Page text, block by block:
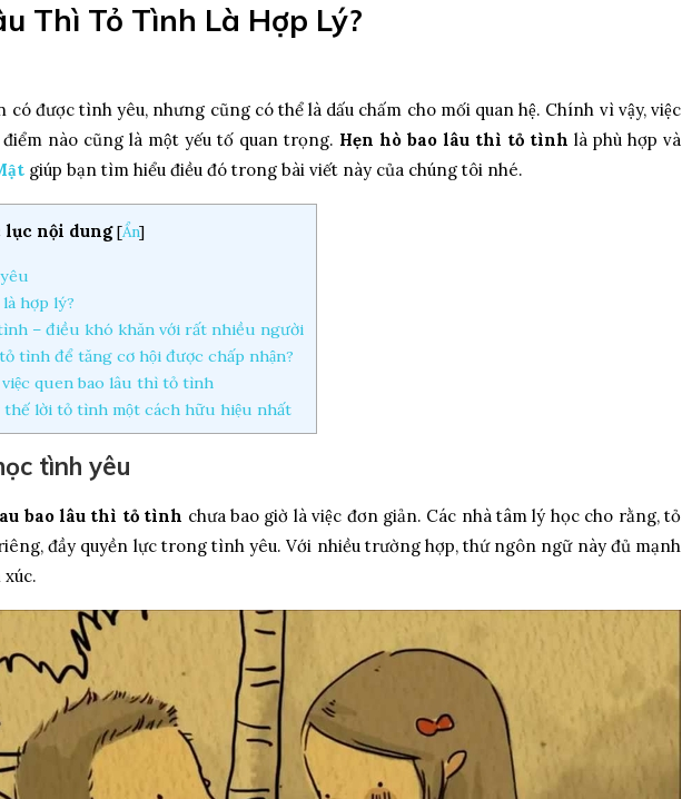
Thì Tỏ Tình Là Hợp Lý?
có được tình yêu, nhưng cũng có thể là dấu chấm cho mối quan hệ. Chính vì vậy, việc
nào cũng là một yếu tố quan trọng. Hẹn hò bao lâu thì tỏ tình là phù hợp và
giúp bạn tìm hiểu điều đó trong bài viết này của chúng tôi nhé.
lục nội dung [Ẩn]
hợp lý?
– điều khó khăn với rất nhiều người
tình để tăng cơ hội được chấp nhận?
quen bao lâu thì tỏ tình
thế lời tỏ tình một cách hữu hiệu nhất
tình yêu
bao lâu thì tỏ tình chưa bao giờ là việc đơn giản. Các nhà tâm lý học cho rằng, tỏ
đầy quyền lực trong tình yêu. Với nhiều trường hợp, thứ ngôn ngữ này đủ mạnh
xúc.